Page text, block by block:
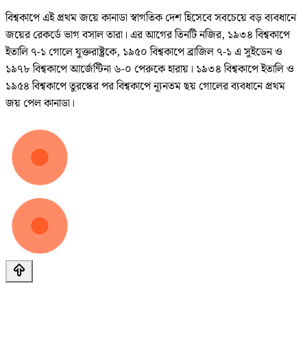
বিশ্বকাপে এই প্রথম জয়ে কানাডা স্বাগতিক দেশ হিসেবে সবচেয়ে বড় ব্যবধানে
জয়ের রেকর্ডে ভাগ বসাল তারা। এর আগের তিনটি নজির, ১৯৩৪ বিশ্বকাপে
ইতালি ৭-১ গোলে যুক্তরাষ্ট্রকে, ১৯৫০ বিশ্বকাপে ব্রাজিল ৭-১ এ সুইডেন ও
১৯৭৮ বিশ্বকাপে আর্জেন্টিনা ৬-০ পেরুকে হারায়। ১৯৩৪ বিশ্বকাপে ইতালি ও
১৯৫৪ বিশ্বকাপে তুরস্কের পর বিশ্বকাপে ন্যূনতম ছয় গোলের ব্যবধানে প্রথম
জয় পেল কানাডা।